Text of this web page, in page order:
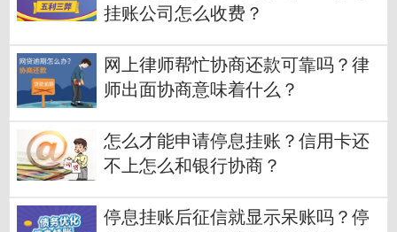
挂账公司怎么收费？
网上律师帮忙协商还款可靠吗？律
师出面协商意味着什么？
怎么才能申请停息挂账？信用卡还
不上怎么和银行协商？
停息挂账后征信就显示呆账吗？停